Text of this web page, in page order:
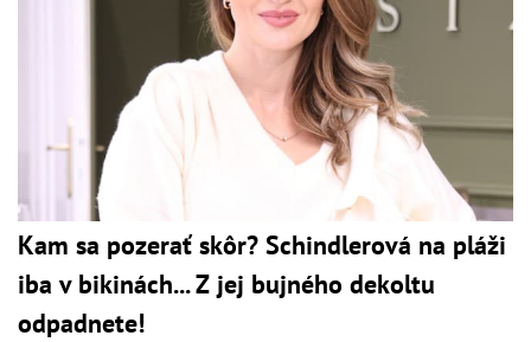
Kam sa pozerať skôr? Schindlerová na pláži
iba v bikinách... Z jej bujného dekoltu
odpadnete!